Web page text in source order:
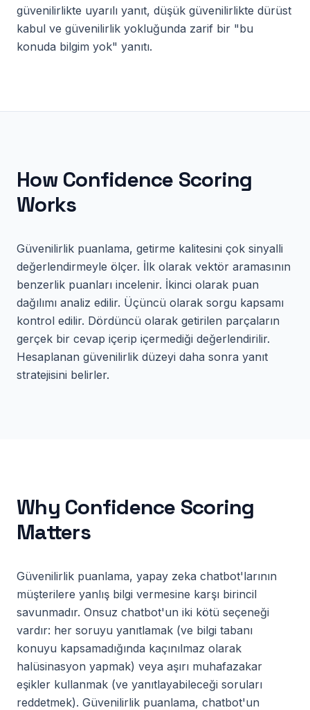
güvenilirlikte uyarılı yanıt, düşük güvenilirlikte dürüst
kabul ve güvenilirlik yokluğunda zarif bir "bu
konuda bilgim yok" yanıtı.
How Confidence Scoring
Works
Güvenilirlik puanlama, getirme kalitesini çok sinyalli
değerlendirmeyle ölçer. İlk olarak vektör aramasının
benzerlik puanları incelenir. İkinci olarak puan
dağılımı analiz edilir. Üçüncü olarak sorgu kapsamı
kontrol edilir. Dördüncü olarak getirilen parçaların
gerçek bir cevap içerip içermediği değerlendirilir.
Hesaplanan güvenilirlik düzeyi daha sonra yanıt
stratejisini belirler.
Why Confidence Scoring
Matters
Güvenilirlik puanlama, yapay zeka chatbot'larının
müşterilere yanlış bilgi vermesine karşı birincil
savunmadır. Onsuz chatbot'un iki kötü seçeneği
vardır: her soruyu yanıtlamak (ve bilgi tabanı
konuyu kapsamadığında kaçınılmaz olarak
halüsinasyon yapmak) veya aşırı muhafazakar
eşikler kullanmak (ve yanıtlayabileceği soruları
reddetmek). Güvenilirlik puanlama, chatbot'un